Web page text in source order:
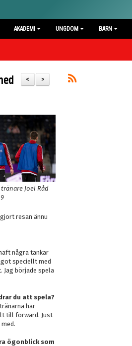
AKADEMI UNGDOM BARN
>
<
Joel Råd
resan ännu
några tankar
speciellt med
Jag började spela
du att spela?
har
till forward. Just
ögonblick som